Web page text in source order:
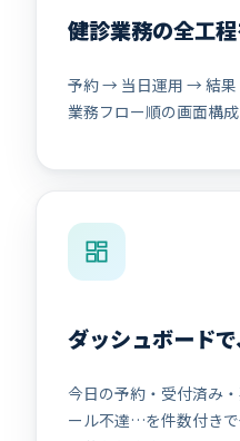
健診業務の全工
予約 → 当日運用 → 結果
業務フロー順の画面構
ダッシュボード
今日の予約・受付済み
ール不達…を件数付き